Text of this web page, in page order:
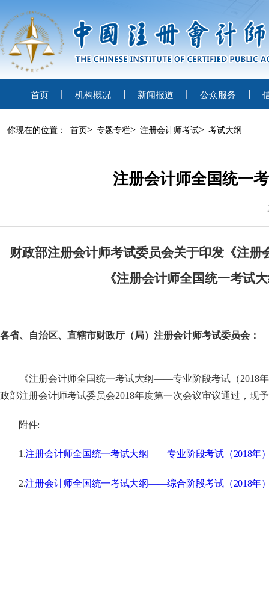
首页 机构概况 新闻报道 公众服务
你现在的位置： 首页> 专题专栏> 注册会计师考试> 考试大纲
注册会计师全国统一
财政部注册会计师考试委员会关于印发《注
《注册会计师全国统一考
各省、自治区、直辖市财政厅（局）注册会计师考试委员会：
《注册会计师全国统一考试大纲——专业阶段考试（2018
政部注册会计师考试委员会2018年度第一次会议审议通过，现
附件:
1.注册会计师全国统一考试大纲——专业阶段考试（2018年
2.注册会计师全国统一考试大纲——综合阶段考试（2018年